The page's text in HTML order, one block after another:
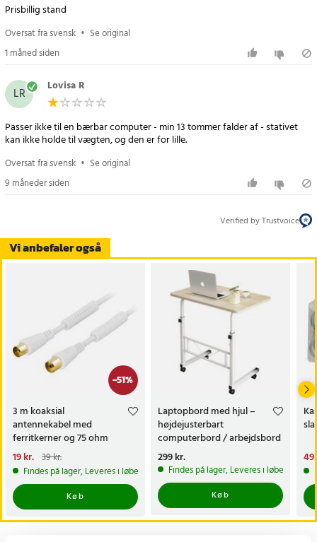
- Materiale: legeret stål
- Nettovægt: 486 g
Article number
Vi anbefaler også
-51%
3 m koaksial
antennekabel med
ferritkerner og 75 ohm
impedans
Nuværende pris
19 kr.Tidligere pris:39 kr.
19 kr. 39 kr.
Findes på lager, Leveres i løbet af 1-2 hverdage
Køb
Laptopbord med hjul –
højdejusterbart
computerbord / arbejdsbord
/ sidebord
Pris:299 kr.
299 kr.
Findes på lager, Leveres i løbet af 1-2
Køb
49
49
Prisbillig stand
Oversat fra svensk • Se original
1 måned siden
LR Lovisa R
Passer ikke til en bærbar computer - min 13 tommer falder af - stativet
kan ikke holde til vægten, og den er for lille.
Oversat fra svensk • Se original
9 måneder siden
Verified by Trustvoice